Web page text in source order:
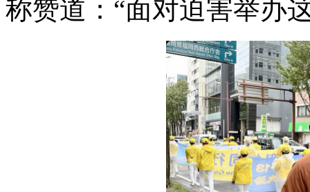
称赞道：“面对迫害举办